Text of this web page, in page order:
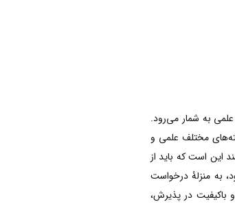
علمی به شمار می‌رود.
مختلف علمی و
این است که باید از
به منزلۀ درخواست
باکیفیت در پذیرش،